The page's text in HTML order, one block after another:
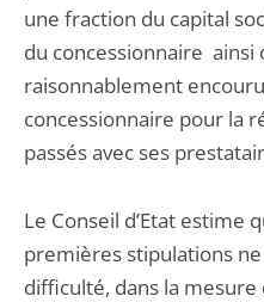
une fraction du capital
du concessionnaire ainsi
raisonnablement
concessionnaire pour la
passés avec ses
Le Conseil d’Etat estime
premières stipulations
difficulté, dans la